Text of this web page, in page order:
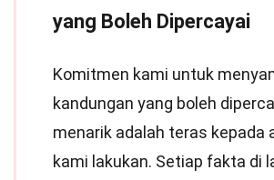
yang Boleh Dipercayai
Komitmen kami untuk
kandungan yang boleh
menarik adalah teras kepada
kami lakukan. Setiap fakta di